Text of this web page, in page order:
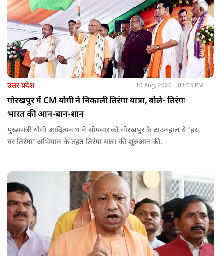
उत्तर प्रदेश 10 Aug, 2026 03:03 PM
गोरखपुर में CM योगी ने निकाली तिरंगा यात्रा, बोले- तिरंगा
भारत की आन-बान-शान
मुख्यमंत्री योगी आदित्यनाथ ने सोमवार को गोरखपुर के टाउनहाल से ‘हर
घर तिरंगा’ अभियान के तहत तिरंगा यात्रा की शुरुआत की.